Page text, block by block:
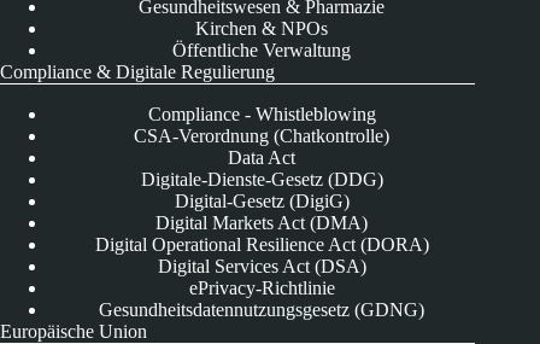
Gesundheitswesen & Pharmazie
Kirchen & NPOs
Öffentliche Verwaltung
Compliance & Digitale Regulierung
Compliance - Whistleblowing
CSA-Verordnung (Chatkontrolle)
Data Act
Digitale-Dienste-Gesetz (DDG)
Digital-Gesetz (DigiG)
Digital Markets Act (DMA)
Digital Operational Resilience Act (DORA)
Digital Services Act (DSA)
ePrivacy-Richtlinie
Gesundheitsdatennutzungsgesetz (GDNG)
Europäische Union